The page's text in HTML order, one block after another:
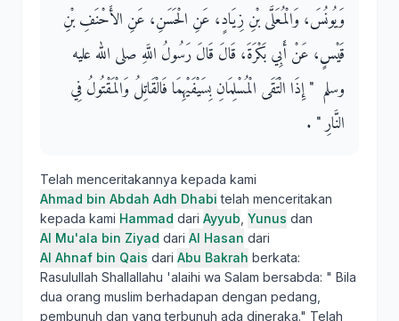
وَيُونُسَ، وَالْمُعَلَّى بْنِ زِيَادٍ، عَنِ الْحَسَنِ، عَنِ الأَحْنَفِ بْنِ
قَيْسٍ، عَنْ أَبِي بَكْرَةَ، قَالَ قَالَ رَسُولُ اللَّهِ صلى الله عليه
وسلم ‏ "‏ إِذَا الْتَقَى الْمُسْلِمَانِ بِسَيْفَيْهِمَا فَالْقَاتِلُ وَالْمَقْتُولُ فِي
النَّارِ ‏"‏ ‏.‏
Telah menceritakannya kepada kami
Ahmad bin Abdah Adh Dhabi telah menceritakan
kepada kami Hammad dari Ayyub Yunus dan
Al Mu'ala bin Ziyad dari Al Hasan dari
Al Ahnaf bin Qais dari Abu Bakrah berkata:
Rasulullah Shallallahu 'alaihi wa Salam bersabda: " Bila
dua orang muslim berhadapan dengan pedang,
pembunuh dan yang terbunuh ada dineraka." Telah